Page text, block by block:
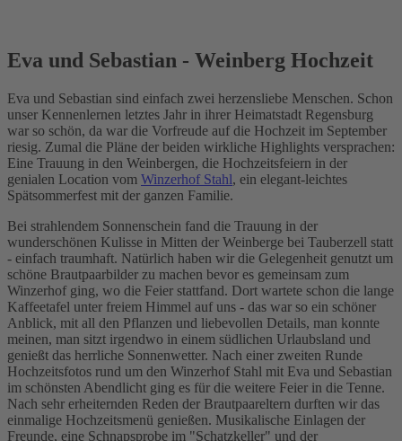
Eva und Sebastian - Weinberg Hochzeit
Eva und Sebastian sind einfach zwei herzensliebe Menschen. Schon
unser Kennenlernen letztes Jahr in ihrer Heimatstadt Regensburg
war so schön, da war die Vorfreude auf die Hochzeit im September
riesig. Zumal die Pläne der beiden wirkliche Highlights versprachen:
Eine Trauung in den Weinbergen, die Hochzeitsfeiern in der
genialen Location vom Winzerhof Stahl, ein elegant-leichtes
Spätsommerfest mit der ganzen Familie.
Bei strahlendem Sonnenschein fand die Trauung in der
wunderschönen Kulisse in Mitten der Weinberge bei Tauberzell statt
- einfach traumhaft. Natürlich haben wir die Gelegenheit genutzt um
schöne Brautpaarbilder zu machen bevor es gemeinsam zum
Winzerhof ging, wo die Feier stattfand. Dort wartete schon die lange
Kaffeetafel unter freiem Himmel auf uns - das war so ein schöner
Anblick, mit all den Pflanzen und liebevollen Details, man konnte
meinen, man sitzt irgendwo in einem südlichen Urlaubsland und
genießt das herrliche Sonnenwetter. Nach einer zweiten Runde
Hochzeitsfotos rund um den Winzerhof Stahl mit Eva und Sebastian
im schönsten Abendlicht ging es für die weitere Feier in die Tenne.
Nach sehr erheiternden Reden der Brautpaareltern durften wir das
einmalige Hochzeitsmenü genießen. Musikalische Einlagen der
Freunde, eine Schnapsprobe im "Schatzkeller" und der